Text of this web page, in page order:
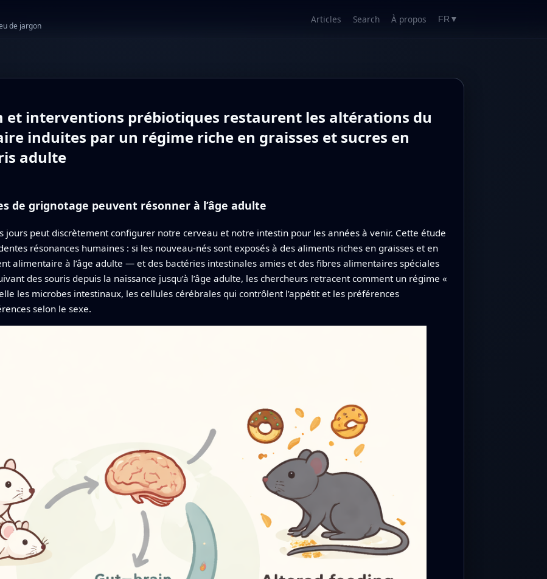
de jargon
Articles Search À propos FR ▼
interventions prébiotiques restaurent les altérations du
induites par un régime riche en graisses et sucres en
adulte
de grignotage peuvent résonner à l’âge adulte
jours peut discrètement configurer notre cerveau et notre intestin pour les années à venir. Cette étude
résonances humaines : si les nouveau‑nés sont exposés à des aliments riches en graisses et en
alimentaire à l’âge adulte — et des bactéries intestinales amies et des fibres alimentaires spéciales
des souris depuis la naissance jusqu’à l’âge adulte, les chercheurs retracent comment un régime «
les microbes intestinaux, les cellules cérébrales qui contrôlent l’appétit et les préférences
selon le sexe.